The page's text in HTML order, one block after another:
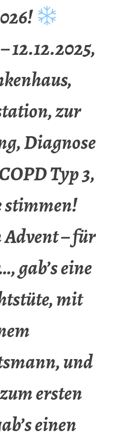
12.12.2025,
zur
Diagnose
Typ 3,
stimmen!
– für
gab’s eine
mit
und
ersten
einen